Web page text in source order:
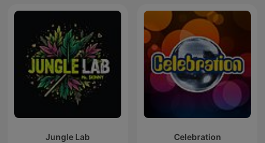
Jungle Lab Celebration